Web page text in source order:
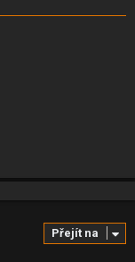
Přejít na